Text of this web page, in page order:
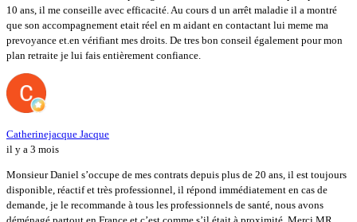
10 ans, il me conseille avec efficacité. Au cours d un arrêt maladie il a montré
que son accompagnement etait réel en m aidant en contactant lui meme ma
prevoyance et.en vérifiant mes droits. De tres bon conseil également pour mon
plan retraite je lui fais entièrement confiance.
Catherinejacque Jacque
il y a 3 mois
Monsieur Daniel s’occupe de mes contrats depuis plus de 20 ans, il est toujours
disponible, réactif et très professionnel, il répond immédiatement en cas de
demande, je le recommande à tous les professionnels de santé, nous avons